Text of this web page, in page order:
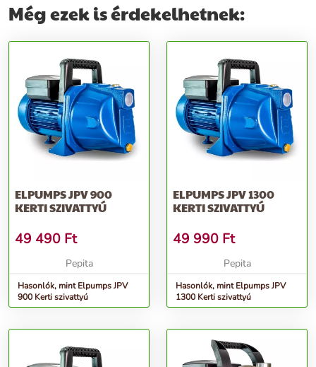
Még ezek is érdekelhetnek:
ELPUMPS JPV 900
KERTI SZIVATTYÚ
49 490 Ft
Pepita
Hasonlók, mint Elpumps JPV
900 Kerti szivattyú
ELPUMPS JPV 1300
KERTI SZIVATTYÚ
49 990 Ft
Pepita
Hasonlók, mint Elpumps JPV
1300 Kerti szivattyú